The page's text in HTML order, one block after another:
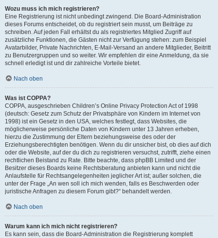
Wozu muss ich mich registrieren?
Eine Registrierung ist nicht unbedingt zwingend. Die Board-Administration
dieses Forums entscheidet, ob du registriert sein musst, um Beiträge zu
schreiben. Auf jeden Fall erhältst du als registriertes Mitglied Zugriff auf
zusätzliche Funktionen, die Gästen nicht zur Verfügung stehen: zum Beispiel
Avatarbilder, Private Nachrichten, E-Mail-Versand an andere Mitglieder, Beitritt
zu Benutzergruppen und so weiter. Wir empfehlen dir eine Anmeldung, da sie
schnell erledigt ist und dir zahlreiche Vorteile bietet.
Nach oben
Was ist COPPA?
COPPA, ausgeschrieben Children’s Online Privacy Protection Act of 1998
(deutsch: Gesetz zum Schutz der Privatsphäre von Kindern im Internet von
1998) ist ein Gesetz in den USA, welches festlegt, dass Websites, die
möglicherweise persönliche Daten von Kindern unter 13 Jahren erheben,
hierzu die Zustimmung der Eltern beziehungsweise des oder der
Erziehungsberechtigten benötigen. Wenn du dir unsicher bist, ob dies auf dich
oder die Website, auf der du dich zu registrieren versuchst, zutrifft, ziehe einen
rechtlichen Beistand zu Rate. Bitte beachte, dass phpBB Limited und der
Besitzer dieses Boards keine Rechtsberatung anbieten kann und nicht die
Anlaufstelle für Rechtsangelegenheiten jeglicher Art ist; außer solchen, die
unter der Frage „An wen soll ich mich wenden, falls es Beschwerden oder
juristische Anfragen zu diesem Forum gibt?“ behandelt werden.
Nach oben
Warum kann ich mich nicht registrieren?
Es kann sein, dass die Board-Administration die Registrierung komplett